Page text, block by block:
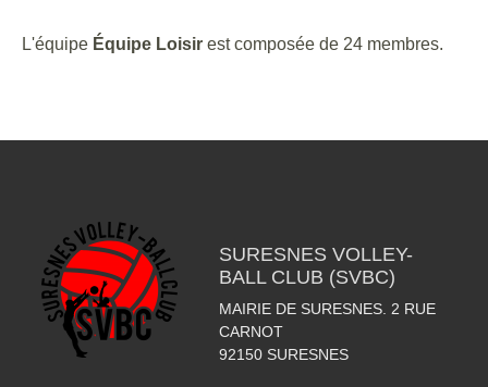
L'équipe Équipe Loisir est composée de 24 membres.
SURESNES VOLLEY-
BALL CLUB (SVBC)
MAIRIE DE SURESNES. 2 RUE
CARNOT
92150 SURESNES